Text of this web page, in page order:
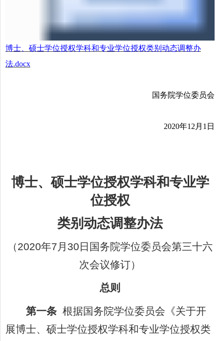
博士、硕士学位授权学科和专业学位授权类别动态调整办
法.docx
国务院学位委员会
2020年12月1日
博士、硕士学位授权学科和专业学
位授权
类别动态调整办法
（2020年7月 30 日国务院学位委员会第三十六
次会议修订）
总则
第一条 根据国务院学位委员会《关于开
展博士、硕士学位授权学科和专业学位授权类